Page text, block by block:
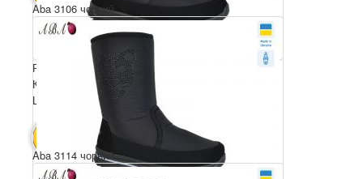
Розмірний ряд: 41-45
Комплектація ящика: 6
Ціна за пару: 590 грн.
3540 грн.
Aba 3106 чорний
Aba 3114 чорний